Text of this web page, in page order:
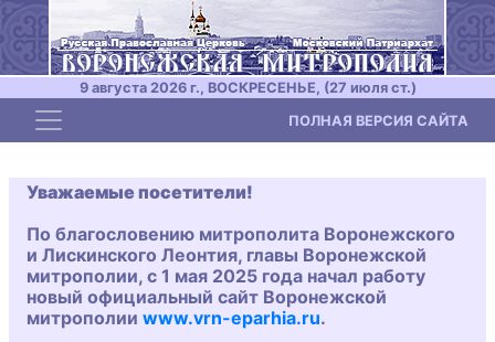
9 августа 2026 г., ВОСКРЕСЕНЬЕ, (27 июля ст.)
Toggle navigation ПОЛНАЯ ВЕРСИЯ САЙТА
Уважаемые посетители!
По благословению митрополита Воронежского
и Лискинского Леонтия, главы Воронежской
митрополии, с 1 мая 2025 года начал работу
новый официальный сайт Воронежской
митрополии www.vrn-eparhia.ru.